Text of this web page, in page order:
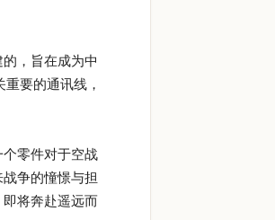
，旨在成为中
要的通讯线，
零件对于空战
争的憧憬与担
将奔赴遥远而